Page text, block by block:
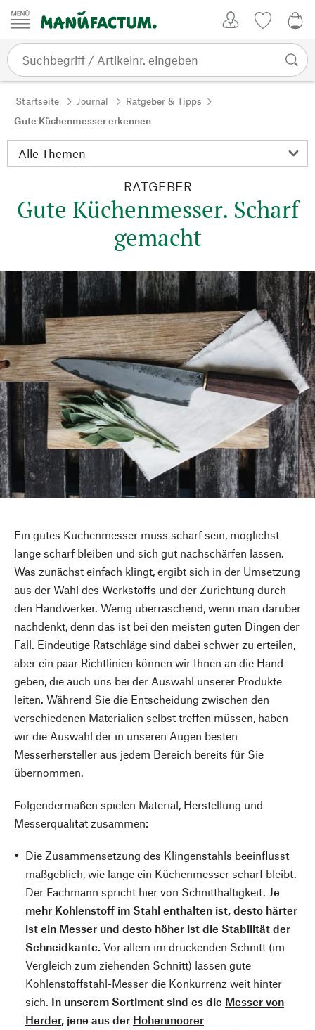
Zum Inhalt springen
Startseite Journal
Ratgeber & Tipps
Gute Küchenmesser erkennen
RATGEBER
Gute Küchenmesser. Scharf
gemacht
Ein gutes Küchenmesser muss scharf sein, möglichst
lange scharf bleiben und sich gut nachschärfen lassen.
Was zunächst einfach klingt, ergibt sich in der Umsetzung
aus der Wahl des Werkstoffs und der Zurichtung durch
den Handwerker. Wenig überraschend, wenn man darüber
nachdenkt, denn das ist bei den meisten guten Dingen der
Fall. Eindeutige Ratschläge sind dabei schwer zu erteilen,
aber ein paar Richtlinien können wir Ihnen an die Hand
geben, die auch uns bei der Auswahl unserer Produkte
leiten. Während Sie die Entscheidung zwischen den
verschiedenen Materialien selbst treffen müssen, haben
wir die Auswahl der in unseren Augen besten
Messerhersteller aus jedem Bereich bereits für Sie
übernommen.
Folgendermaßen spielen Material, Herstellung und
Messerqualität zusammen:
Die Zusammensetzung des Klingenstahls beeinflusst
maßgeblich, wie lange ein Küchenmesser scharf bleibt.
Der Fachmann spricht hier von Schnitthaltigkeit.
Je
mehr Kohlenstoff im Stahl enthalten ist, desto härter
ist ein Messer und desto höher ist die Stabilität der
Schneidkante. Vor allem im drückenden Schnitt (im
Vergleich zum ziehenden Schnitt) lassen gute
Kohlenstoffstahl-Messer die Konkurrenz weit hinter
sich. In unserem Sortiment sind es die Messer von
Herder, jene aus der Hohenmoorer